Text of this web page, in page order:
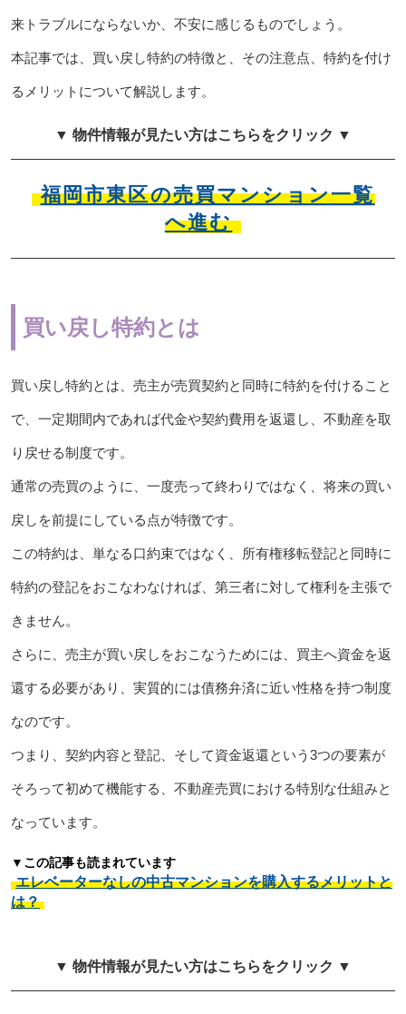
来トラブルにならないか、不安に感じるものでしょう。
本記事では、買い戻し特約の特徴と、その注意点、特約を付け
るメリットについて解説します。
▼ 物件情報が見たい方はこちらをクリック ▼
福岡市東区の売買マンション一覧
へ進む
買い戻し特約とは
買い戻し特約とは、売主が売買契約と同時に特約を付けること
で、一定期間内であれば代金や契約費用を返還し、不動産を取
り戻せる制度です。
通常の売買のように、一度売って終わりではなく、将来の買い
戻しを前提にしている点が特徴です。
この特約は、単なる口約束ではなく、所有権移転登記と同時に
特約の登記をおこなわなければ、第三者に対して権利を主張で
きません。
さらに、売主が買い戻しをおこなうためには、買主へ資金を返
還する必要があり、実質的には債務弁済に近い性格を持つ制度
なのです。
つまり、契約内容と登記、そして資金返還という3つの要素が
そろって初めて機能する、不動産売買における特別な仕組みと
なっています。
▼この記事も読まれています
エレベーターなしの中古マンションを購入するメリットと
は？
▼ 物件情報が見たい方はこちらをクリック ▼